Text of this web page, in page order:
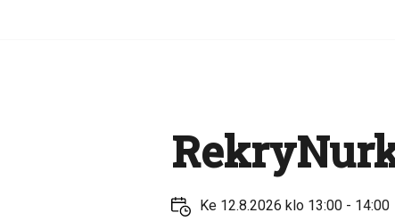
Ke 12.8.2026 klo 13:00 - 14:00